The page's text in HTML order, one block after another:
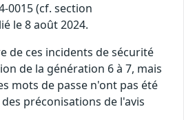
0015 (cf. section
le 8 août 2024.
de ces incidents de sécurité
de la génération 6 à 7, mais
mots de passe n'ont pas été
préconisations de l'avis